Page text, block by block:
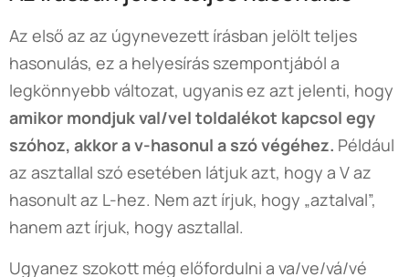
Az első az az úgynevezett írásban jelölt teljes
hasonulás, ez a helyesírás szempontjából a
legkönnyebb változat, ugyanis ez azt jelenti, hogy
amikor mondjuk val/vel toldalékot kapcsol egy
szóhoz, akkor a v-hasonul a szó végéhez. Például
az asztallal szó esetében látjuk azt, hogy a V az
hasonult az L-hez. Nem azt írjuk, hogy „aztalval”,
hanem azt írjuk, hogy asztallal.
Ugyanez szokott még előfordulni a va/ve/vá/vé